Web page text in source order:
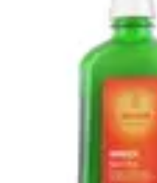
Activités Sportives
Aventure Sportive